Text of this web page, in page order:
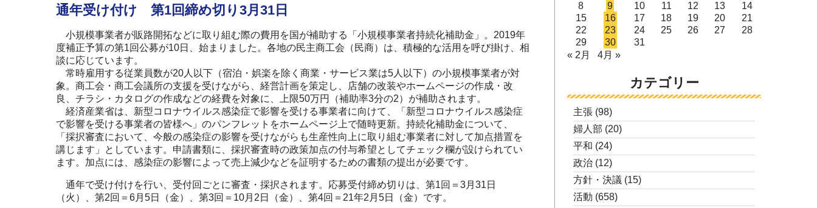
通年受け付け 第1回締め切り3月31日
小規模事業者が販路開拓などに取り組む際の費用を国が補助する「小規模事業者持続化補助金」。2019年
度補正予算の第1回公募が10日、始まりました。各地の民主商工会（民商）は、積極的な活用を呼び掛け、相
談に応じています。
常時雇用する従業員数が20人以下（宿泊・娯楽を除く商業・サービス業は5人以下）の小規模事業者が対
象。商工会・商工会議所の支援を受けながら、経営計画を策定し、店舗の改装やホームページの作成・改
良、チラシ・カタログの作成などの経費を対象に、上限50万円（補助率3分の2）が補助されます。
経済産業省は、新型コロナウイルス感染症で影響を受ける事業者に向けて、「新型コロナウイルス感染症
で影響を受ける事業者の皆様へ」のパンフレットをホームページ上で随時更新。持続化補助金について、
「採択審査において、今般の感染症の影響を受けながらも生産性向上に取り組む事業者に対して加点措置を
講じます」としています。申請書類に、採択審査時の政策加点の付与希望としてチェック欄が設けられてい
ます。加点には、感染症の影響によって売上減少などを証明するための書類の提出が必要です。
通年で受け付けを行い、受付回ごとに審査・採択されます。応募受付締め切りは、第1回＝3月31日
（火）、第2回＝6月5日（金）、第3回＝10月2日（金）、第4回＝21年2月5日（金）です。
8
9 10 11 12 13
14
15
16 17 18 19 20
21
22
23 24 25 26 27
28
29
30
31
« 2月
4月 »
カテゴリー
主張 (98)
婦人部 (20)
平和 (24)
政治 (12)
方針・決議 (15)
活動 (658)